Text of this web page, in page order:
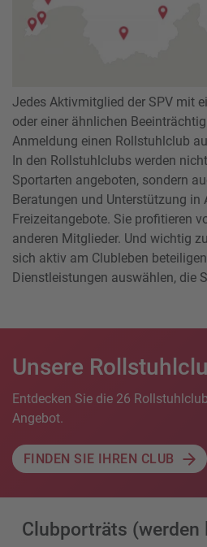
Jedes Aktivmitglied der SPV mit
oder einer ähnlichen
Anmeldung einen Rollstuhlclub
In den Rollstuhlclubs werden
Sportarten angeboten, sondern
Beratungen und Unterstützung
Freizeitangebote. Sie profitieren
anderen Mitglieder. Und wichtig
sich aktiv am Clubleben
Dienstleistungen auswählen, die
Unsere
Entdecken Sie die 26
Angebot.
FINDEN SIE IHREN CLUB
Clubporträts (werden